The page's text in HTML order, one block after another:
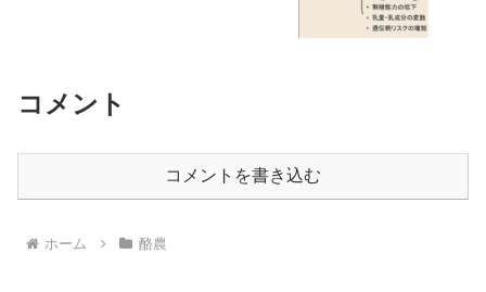
コメント
コメントを書き込む
ホーム 酪農